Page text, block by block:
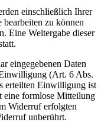
einschließlich Ihrer
zu können
Eine Weitergabe dieser
eingegebenen Daten
(Art. 6 Abs.
erteilten Einwilligung ist
eine formlose Mitteilung
Widerruf erfolgten
unberührt.